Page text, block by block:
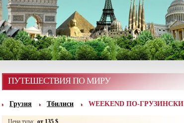
ПУТЕШЕСТВИЯ ПО МИРУ
Грузия Тбилиси WEEKEND ПО-ГРУЗИНСКИ
Цена тура: от 135 $